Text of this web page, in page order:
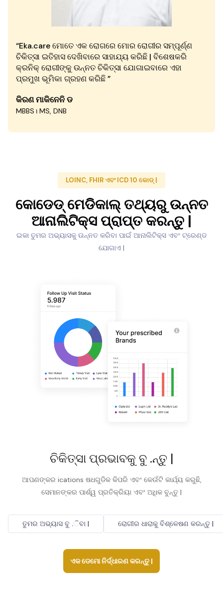
“Eka.care ମୋତେ ଏକ ରୋଗରେ ମୋର ରୋଗୀର ସମ୍ପୂର୍ଣ୍ଣ
ଚିକିତ୍ସା ଇତିହାସ ଦେଖିବାରେ ସାହାଯ୍ୟ କରିଛି | ବିଶେଷକରି
କ୍ରନିକ୍ ରୋଗୀଙ୍କୁ ଉନ୍ନତ ଚିକିତ୍ସା ଯୋଗାଇବାରେ ଏହା
ପ୍ରମୁଖ ଭୂମିକା ଗ୍ରହଣ କରିଛି ”
କିରଣ ମାକିନେନି ଡ
MBBS। MS, DNB
LOINC, FHIR ଏବଂ ICD 10 କୋଡ୍ |
କୋଡେଡ୍ ମେଡିକାଲ୍ ତଥ୍ୟରୁ ଉନ୍ନତ
ଆନାଲିଟିକ୍ସ ପ୍ରାପ୍ତ କରନ୍ତୁ |
ଇକା ତୁମର ଅଭ୍ୟାସକୁ ଉନ୍ନତ କରିବା ପାଇଁ ଆନାଲିଟିକ୍ସ ଏବଂ ଟ୍ରେଣ୍ଡ
ଯୋଗାଏ |
ଚିକିତ୍ସା ପ୍ରଭାବକୁ ବୁ .ନ୍ତୁ |
ଆପଣଙ୍କର ications ଷଧଗୁଡିକ କିପରି ଏବଂ କେଉଁଟି କାର୍ଯ୍ୟ କରୁଛି,
ସେମାନଙ୍କର ପାର୍ଶ୍ୱ ପ୍ରତିକ୍ରିୟା ଏବଂ ଅଧିକ ବୁନ୍ତୁ |
ତୁମର ଅଭ୍ୟାସ ବୁ .ିବା | ରୋଗୀର ଧାରାକୁ ବିଶ୍ଳେଷଣ କରନ୍ତୁ |
ଏକ ଡେମୋ ନିର୍ଦ୍ଧାରଣ କରନ୍ତୁ |